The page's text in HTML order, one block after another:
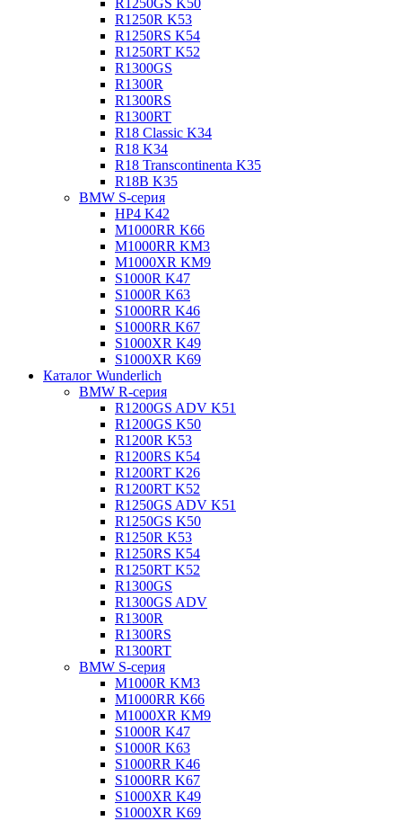
R1250GS K50
R1250R K53
R1250RS K54
R1250RT K52
R1300GS
R1300R
R1300RS
R1300RT
R18 Classic K34
R18 K34
R18 Transcontinenta K35
R18B K35
BMW S-серия
HP4 K42
M1000RR K66
M1000RR KM3
M1000XR KM9
S1000R K47
S1000R K63
S1000RR K46
S1000RR K67
S1000XR K49
S1000XR K69
Каталог Wunderlich
BMW R-серия
R1200GS ADV K51
R1200GS K50
R1200R K53
R1200RS K54
R1200RT K26
R1200RT K52
R1250GS ADV K51
R1250GS K50
R1250R K53
R1250RS K54
R1250RT K52
R1300GS
R1300GS ADV
R1300R
R1300RS
R1300RT
BMW S-серия
M1000R KM3
M1000RR K66
M1000XR KM9
S1000R K47
S1000R K63
S1000RR K46
S1000RR K67
S1000XR K49
S1000XR K69